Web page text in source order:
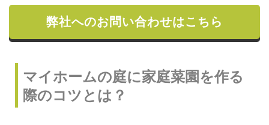
弊社へのお問い合わせはこちら
マイホームの庭に家庭菜園を作る
際のコツとは？